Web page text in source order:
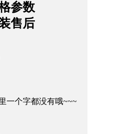
参数
售后
一个字都没有哦~~~